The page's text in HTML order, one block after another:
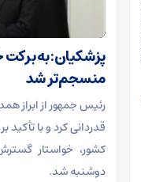
پزشکیان: به
منسجم‌تر شد
رئیس جمهور از ابراز
قدردانی کرد و با
کشور، خواستار
دوشنبه شد.